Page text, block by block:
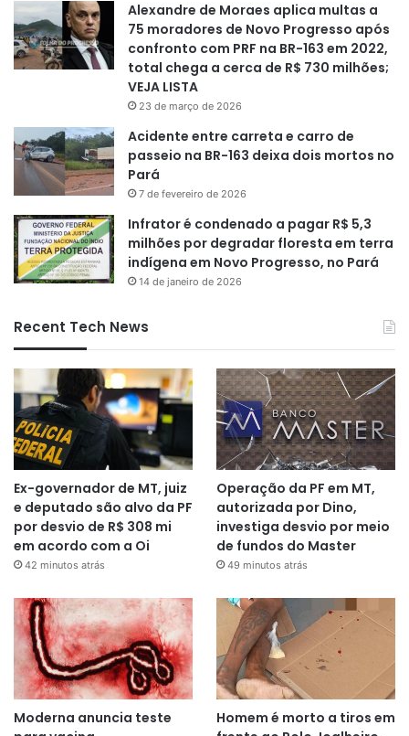
Alexandre de Moraes aplica multas a
75 moradores de Novo Progresso após
confronto com PRF na BR-163 em 2022,
total chega a cerca de R$ 730 milhões;
VEJA LISTA
23 de março de 2026
Acidente entre carreta e carro de
passeio na BR-163 deixa dois mortos no
Pará
7 de fevereiro de 2026
Infrator é condenado a pagar R$ 5,3
milhões por degradar floresta em terra
indígena em Novo Progresso, no Pará
14 de janeiro de 2026
Recent Tech News
Ex-governador de MT, juiz
e deputado são alvo da PF
por desvio de R$ 308 mi
em acordo com a Oi
42 minutos atrás
Operação da PF em MT,
autorizada por Dino,
investiga desvio por meio
de fundos do Master
49 minutos atrás
Moderna anuncia teste
Homem é morto a tiros em